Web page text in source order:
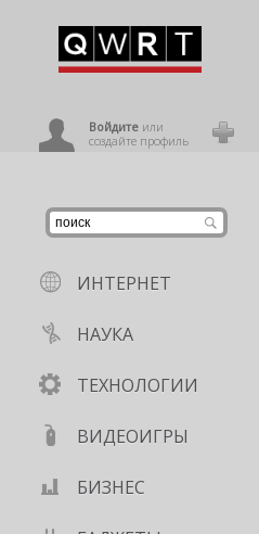
Войдитеили
создайте профиль
ИНТЕРНЕТ
НАУКА
ТЕХНОЛОГИИ
ВИДЕОИГРЫ
БИЗНЕС